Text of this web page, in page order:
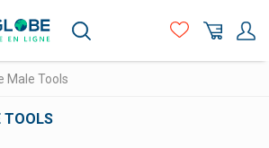
Male Tools
TOOLS
fertilité